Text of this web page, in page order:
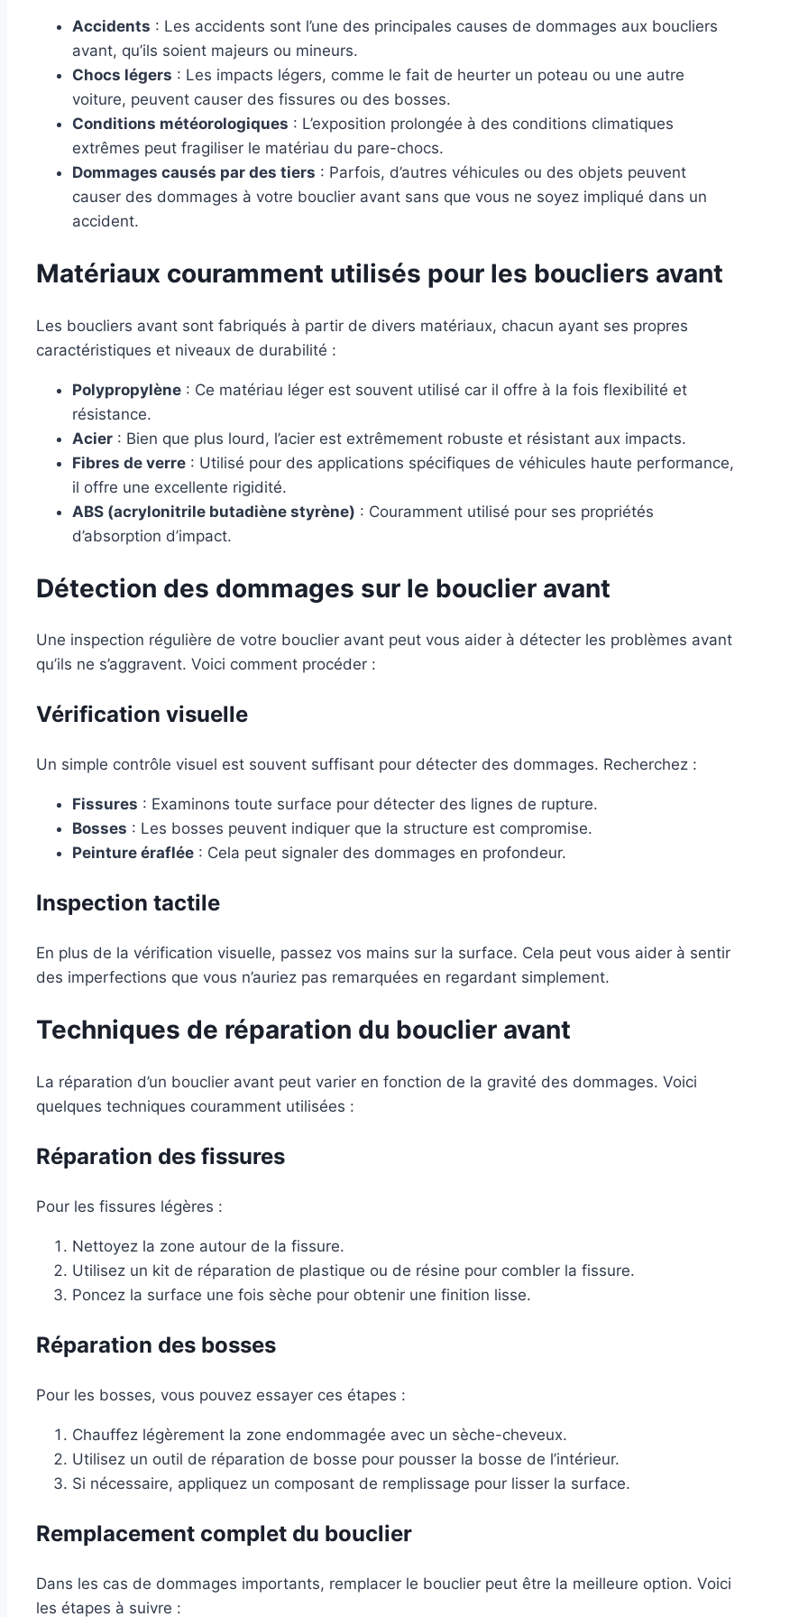
Accidents : Les accidents sont l’une des principales causes de dommages aux boucliers
avant, qu’ils soient majeurs ou mineurs.
Chocs légers : Les impacts légers, comme le fait de heurter un poteau ou une autre
voiture, peuvent causer des fissures ou des bosses.
Conditions météorologiques : L’exposition prolongée à des conditions climatiques
extrêmes peut fragiliser le matériau du pare-chocs.
Dommages causés par des tiers : Parfois, d’autres véhicules ou des objets peuvent
causer des dommages à votre bouclier avant sans que vous ne soyez impliqué dans un
accident.
Matériaux couramment utilisés pour les boucliers avant
Les boucliers avant sont fabriqués à partir de divers matériaux, chacun ayant ses propres
caractéristiques et niveaux de durabilité :
Polypropylène : Ce matériau léger est souvent utilisé car il offre à la fois flexibilité et
résistance.
Acier : Bien que plus lourd, l’acier est extrêmement robuste et résistant aux impacts.
Fibres de verre : Utilisé pour des applications spécifiques de véhicules haute performance,
il offre une excellente rigidité.
ABS (acrylonitrile butadiène styrène) : Couramment utilisé pour ses propriétés
d’absorption d’impact.
Détection des dommages sur le bouclier avant
Une inspection régulière de votre bouclier avant peut vous aider à détecter les problèmes avant
qu’ils ne s’aggravent. Voici comment procéder :
Vérification visuelle
Un simple contrôle visuel est souvent suffisant pour détecter des dommages. Recherchez :
Fissures : Examinons toute surface pour détecter des lignes de rupture.
Bosses : Les bosses peuvent indiquer que la structure est compromise.
Peinture éraflée : Cela peut signaler des dommages en profondeur.
Inspection tactile
En plus de la vérification visuelle, passez vos mains sur la surface. Cela peut vous aider à sentir
des imperfections que vous n’auriez pas remarquées en regardant simplement.
Techniques de réparation du bouclier avant
La réparation d’un bouclier avant peut varier en fonction de la gravité des dommages. Voici
quelques techniques couramment utilisées :
Réparation des fissures
Pour les fissures légères :
Nettoyez la zone autour de la fissure.
Utilisez un kit de réparation de plastique ou de résine pour combler la fissure.
Poncez la surface une fois sèche pour obtenir une finition lisse.
Réparation des bosses
Pour les bosses, vous pouvez essayer ces étapes :
Chauffez légèrement la zone endommagée avec un sèche-cheveux.
Utilisez un outil de réparation de bosse pour pousser la bosse de l’intérieur.
Si nécessaire, appliquez un composant de remplissage pour lisser la surface.
Remplacement complet du bouclier
Dans les cas de dommages importants, remplacer le bouclier peut être la meilleure option. Voici
les étapes à suivre :